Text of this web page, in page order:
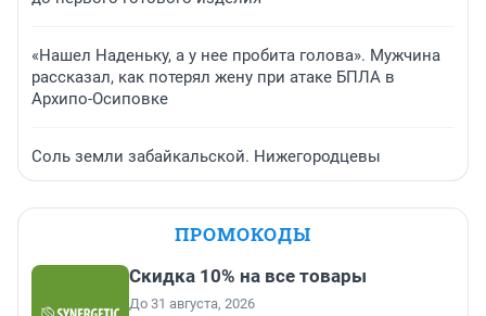
«Нашел Наденьку, а у нее пробита голова». Мужчина
рассказал, как потерял жену при атаке БПЛА в
Архипо-Осиповке
Соль земли забайкальской. Нижегородцевы
ПРОМОКОДЫ
Скидка 10% на все товары
До 31 августа, 2026